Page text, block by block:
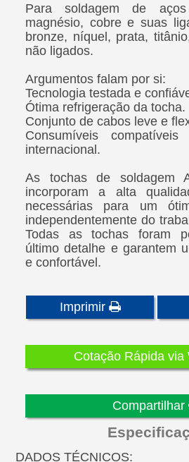
Para soldagem de
magnésio, cobre e suas
bronze, níquel, prata,
não ligados.
Argumentos falam por si:
Tecnologia testada e
Ótima refrigeração da tocha.
Conjunto de cabos leve e
Consumíveis
internacional.
As tochas de soldagem
incorporam a alta
necessárias para um
independentemente do
Todas as tochas foram
último detalhe e garantem
e confortável.
Imprimir
Cotação Rápida via
Compartilhar
DADOS TÉCNICOS: